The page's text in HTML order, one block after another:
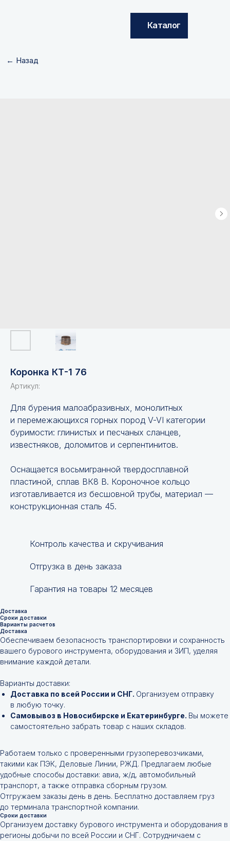
Коронка КТ-1 76
Артикул:
Для бурения малоабразивных, монолитных
и перемежающихся горных пород V-VI категории
буримости: глинистых и песчаных сланцев,
известняков, доломитов и серпентинитов.
Оснащается восьмигранной твердосплавной
пластиной, сплав ВК8 В. Короночное кольцо
изготавливается из бесшовной трубы, материал —
конструкционная сталь 45.
Контроль качества и скручивания
Отгрузка в день заказа
Гарантия на товары 12 месяцев
Доставка
Сроки доставки
Варианты расчетов
Доставка
Обеспечиваем безопасность транспортировки и сохранность
вашего бурового инструмента, оборудования и ЗИП, уделяя
внимание каждой детали.
Варианты доставки:
Доставка по всей России и СНГ. Организуем отправку
в любую точку.
Самовывоз в Новосибирске и Екатеринбурге. Вы можете
самостоятельно забрать товар с наших складов.
Работаем только с проверенными грузоперевозчиками,
такими как ПЭК, Деловые Линии, РЖД. Предлагаем любые
удобные способы доставки: авиа, ж/д, автомобильный
транспорт, а также отправка сборным грузом.
Отгружаем заказы день в день. Бесплатно доставляем груз
до терминала транспортной компании.
Сроки доставки
Организуем доставку бурового инструмента и оборудования в
регионы добычи по всей России и СНГ. Сотрудничаем с